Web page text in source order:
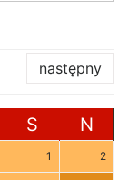
następny
S N
1 2